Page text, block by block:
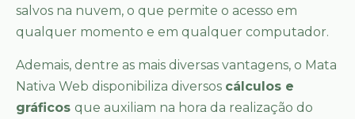
salvos na nuvem, o que permite o acesso em
qualquer momento e em qualquer computador.
Ademais, dentre as mais diversas vantagens, o Mata
Nativa Web disponibiliza diversos cálculos e
gráficos que auxiliam na hora da realização do